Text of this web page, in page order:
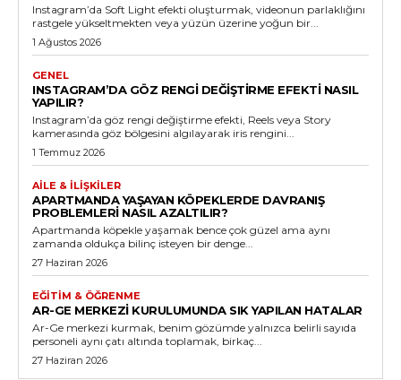
Instagram’da Soft Light efekti oluşturmak, videonun parlaklığını
rastgele yükseltmekten veya yüzün üzerine yoğun bir...
1 Ağustos 2026
GENEL
INSTAGRAM’DA GÖZ RENGI DEĞIŞTIRME EFEKTI NASIL
YAPILIR?
Instagram’da göz rengi değiştirme efekti, Reels veya Story
kamerasında göz bölgesini algılayarak iris rengini...
1 Temmuz 2026
AILE & İLIŞKILER
APARTMANDA YAŞAYAN KÖPEKLERDE DAVRANIŞ
PROBLEMLERI NASIL AZALTILIR?
Apartmanda köpekle yaşamak bence çok güzel ama aynı
zamanda oldukça bilinç isteyen bir denge...
27 Haziran 2026
EĞITIM & ÖĞRENME
AR-GE MERKEZI KURULUMUNDA SIK YAPILAN HATALAR
Ar-Ge merkezi kurmak, benim gözümde yalnızca belirli sayıda
personeli aynı çatı altında toplamak, birkaç...
27 Haziran 2026